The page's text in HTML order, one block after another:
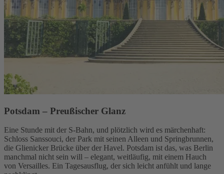
Potsdam – Preußischer Glanz
Eine Stunde mit der S-Bahn, und plötzlich wird es märchenhaft:
Schloss Sanssouci, der Park mit seinen Alleen und Springbrunnen,
die Glienicker Brücke über der Havel. Potsdam ist das, was Berlin
manchmal nicht sein will – elegant, weitläufig, mit einem Hauch
von Versailles. Ein Tagesausflug, der sich leicht anfühlt und lange